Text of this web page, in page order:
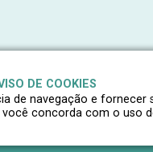
DE COOKIES
de navegação e fornecer
concorda com o uso